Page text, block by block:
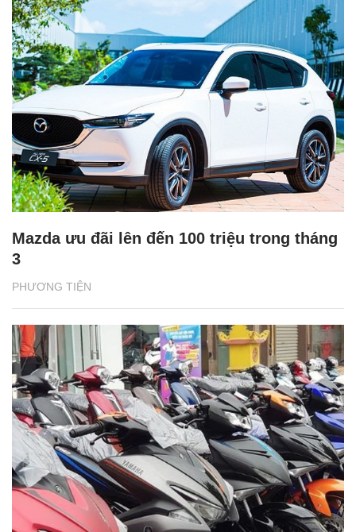
PHƯƠNG TIỆN
Mazda ưu đãi lên đến 100 triệu trong tháng
3